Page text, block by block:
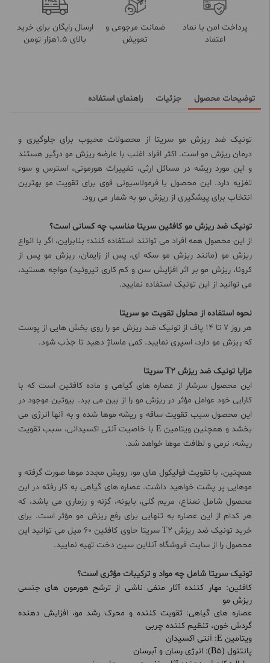
پرداخت امن با نماد
اعتماد
ضمانت مرجوعی و
تعویض
ارسال رایگان برای خرید
بالای 1.5هزار تومن
توضیحات محصول جزئیات راهنمای استفاده
تونیک ضد ریزش مو سریتا از محصولات محبوب برای جلوگیری و
درمان ریزش مو است. اکثر افراد اغلب با عارضه ریزش مو درگیر هستند
و این مورد ریشه در مسائل ارثی، تغییرات هورمونی، استرس و سوء
تغزیه دارد. این محصول با فرمولاسیونی قوی برای تقویت مو بهترین
انتخاب برای پیشگیری از ریزش مو به شمار می رود.
تونیک ضد ریزش مو کافئین سریتا مناسب چه کسانی است؟
از این محصول همه افراد می توانند استفاده کنند؛ بنابراین، اگر با انواع
ریزش مو (مانند ریزش مو سکه ای، پس از زایمان، ریزش مو پس از
کرونا، ریزش مو بر اثر افزایش سن و کم کاری تیروئید) مواجه هستید،
می توانید از این تونیک استفاده نمایید.
نحوه استفاده از محلول تقویت مو سریتا
هر روز 7 تا 14 پاف از تونیک ضد ریزش مو را روی بخش هایی از پوست
که ریزش مو دارد، اسپری نمایید. کمی ماساژ دهید تا جذب شود.
مزایا تونیک ضد ریزش T2 سریتا
این محصول سرشار از عصاره های گیاهی و ماده کافئین است که با
کارایی خود عوامل مؤثر در ریزش مو را از بین می برد. بیوتین موجود در
این محصول سبب تقویت ساقه و ریشه موها شده و به آنها انرژی می
بخشد و همچنین ویتامین E با خاصیت آنتی اکسیدانی، سبب تقویت
ریشه، نرمی و لطافت موها خواهد شد.
همچنین، با تقویت فولیکول های مو، رویش مجدد موها صورت گرفته و
موهایی پر پشت خواهید داشت. عصاره های گیاهی به کار رفته در این
محصول شامل نعناع، مریم گلی، بابونه، گزنه و رزماری می باشد، که
هر کدام از این عصاره به تنهایی برای رفع ریزش مو مؤثر است. برای
خرید تونیک ضد ریزش T2 سریتا حاوی کافئین 60 میل می توانید این
محصول را از سایت فروشگاه آنلاین سین دخت تهیه نمایید.
تونیک سریتا شامل چه مواد و ترکیبات مؤثری است؟
کافئین: مهار کننده آثار منفی ناشی از ترشح هورمون های جنسی
ریزش مو
عصاره های گیاهی: تقویت کننده و محرک رشد مو، افزایش دهنده
گردش خون، تنظیم کننده چربی
ویتامین E: آنتی اکسیدان
پانتنول (B5): انرژی رسان و آبرسان